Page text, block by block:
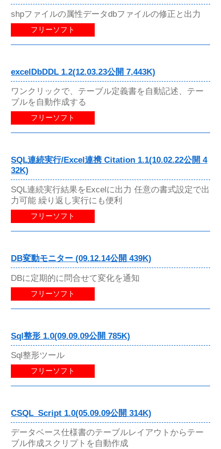
shpファイルの属性データdbファイルの修正と出力
フリーソフト
excelDbDDL 1.2(12.03.23公開 7,443K)
ワンクリックで、テーブル定義書を自動記述、テー
ブルを自動作成する
フリーソフト
SQL連続実行/Excel連携 Citation 1.1(10.02.22公開 4
32K)
SQL連続実行結果をExcelに出力 任意の書式設定で出
力可能 繰り返し実行にも便利
フリーソフト
DB変動モニター (09.12.14公開 439K)
DBに定期的に問合せて変化を通知
フリーソフト
Sql整形 1.0(09.09.09公開 785K)
Sql整形ツール
フリーソフト
CSQL_Script 1.0(05.09.09公開 314K)
データベース仕様書のテーブルレイアウトからテー
ブル作成スクリプトを自動作成